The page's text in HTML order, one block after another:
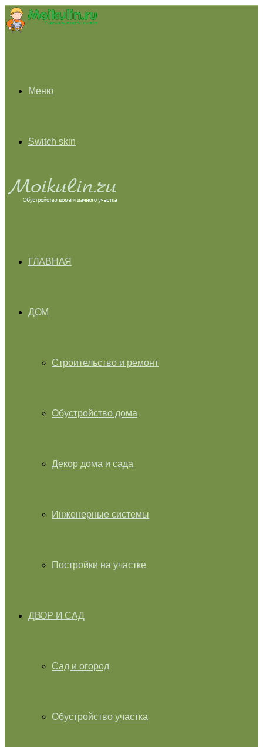
Меню
Switch skin
ГЛАВНАЯ
ДОМ
Строительство и ремонт
Обустройство дома
Декор дома и сада
Инженерные системы
Постройки на участке
ДВОР И САД
Сад и огород
Обустройство участка